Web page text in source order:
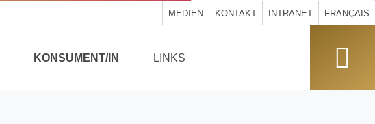
MEDIEN KONTAKT INTRANET FRANÇAIS
KONSUMENT/IN LINKS